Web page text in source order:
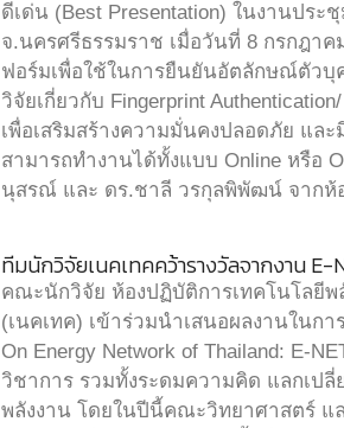
ดีเด่น (Best Presentation) ในงานปร
จ.นครศรีธรรมราช เมื่อวันที่ 8 กรกฎา
ฟอร์มเพื่อใช้ในการยืนยันอัตลักษณ์ตัวบุ
วิจัยเกี่ยวกับ Fingerprint
เพื่อเสริมสร้างความมั่นคงปลอดภัย แล
สามารถทำงานได้ทั้งแบบ Online หรื
นุสรณ์ และ ดร.ชาลี วรกุลพิพัฒน์ จากห้
ทีมนักวิจัยเนคเทคคว้ารางวัลจากงาน E-
คณะนักวิจัย ห้องปฏิบัติการเทคโนโลยีพ
(เนคเทค) เข้าร่วมนำเสนอผลงานในก
On Energy Network of Thailand: E-
วิชาการ รวมทั้งระดมความคิด แลกเป
พลังงาน โดยในปีนี้คณะวิทยาศาสตร์ แ